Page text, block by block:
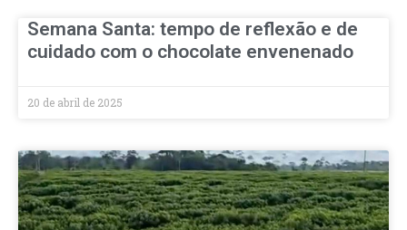
Semana Santa: tempo de reflexão e de
cuidado com o chocolate envenenado
20 de abril de 2025